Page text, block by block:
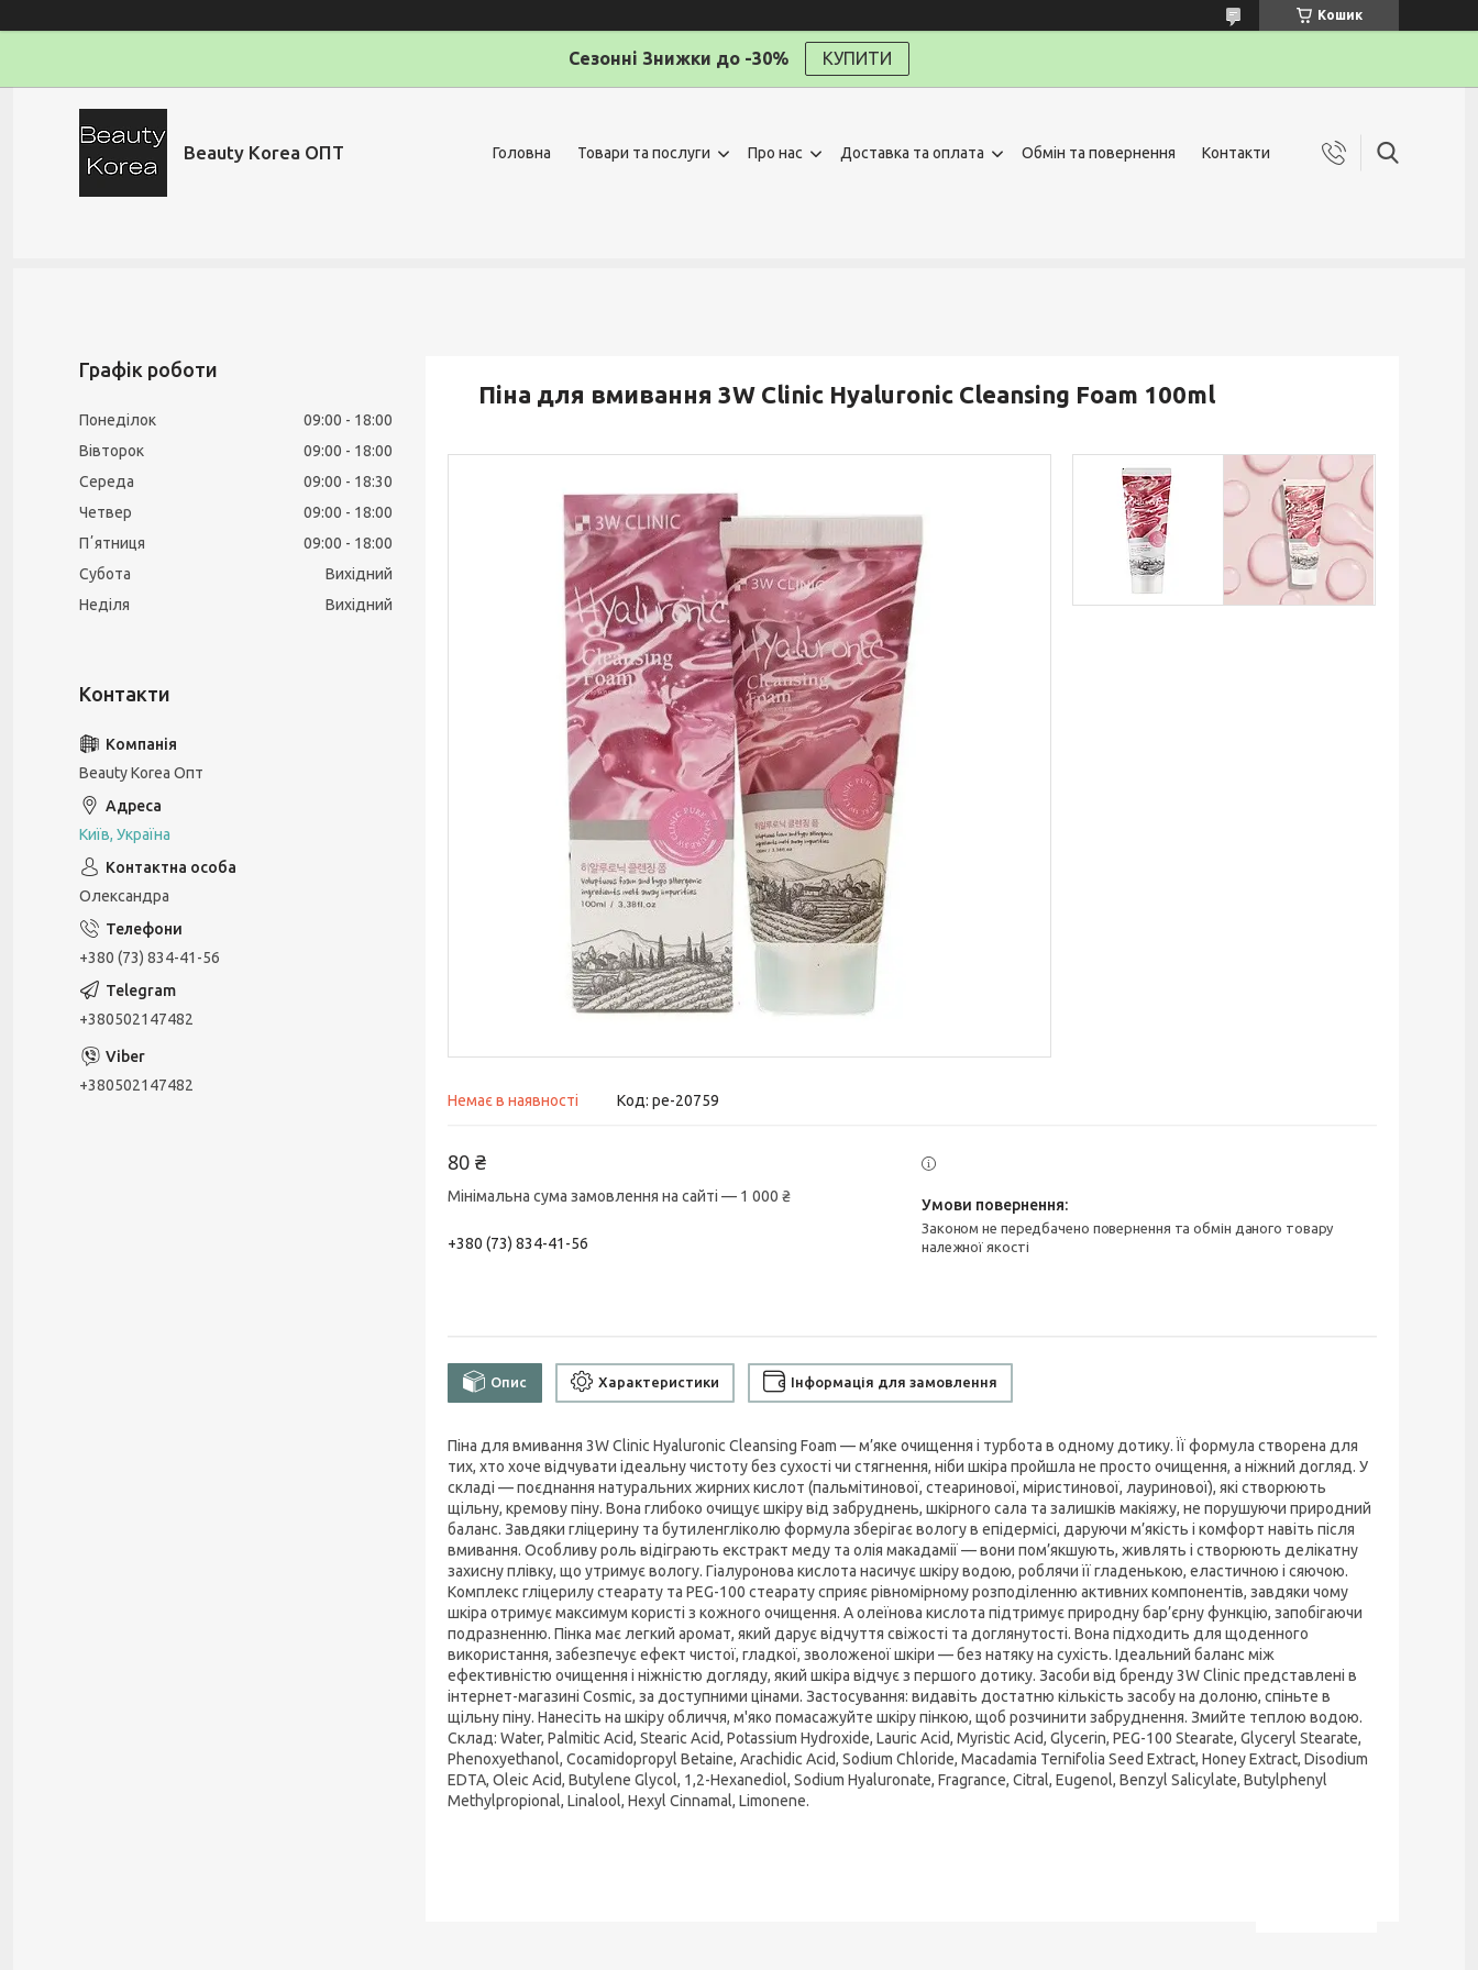
Кошик
Сезонні Знижки до -30% КУПИТИ
Beauty Korea ОПТ Головна Товари та послуги Про нас Доставка та оплата Обмін та повернення Контакти
Піна для вмивання 3W Clinic Hyaluronic Cleansing Foam 100ml
Немає в наявності Код: pe-20759
80 ₴
Мінімальна сума замовлення на сайті — 1 000 ₴
+380 (73) 834-41-56
Законом не передбачено повернення та обмін даного товару
належної якості
Опис Характеристики Інформація для замовлення
Піна для вмивання 3W Clinic Hyaluronic Cleansing Foam — м’яке очищення і турбота в одному дотику. Її формула створена для
тих, хто хоче відчувати ідеальну чистоту без сухості чи стягнення, ніби шкіра пройшла не просто очищення, а ніжний догляд. У
складі — поєднання натуральних жирних кислот (пальмітинової, стеаринової, міристинової, лауринової), які створюють
щільну, кремову піну. Вона глибоко очищує шкіру від забруднень, шкірного сала та залишків макіяжу, не порушуючи природний
баланс. Завдяки гліцерину та бутиленгліколю формула зберігає вологу в епідермісі, даруючи м’якість і комфорт навіть після
вмивання. Особливу роль відіграють екстракт меду та олія макадамії — вони пом’якшують, живлять і створюють делікатну
захисну плівку, що утримує вологу. Гіалуронова кислота насичує шкіру водою, роблячи її гладенькою, еластичною і сяючою.
Комплекс гліцерилу стеарату та PEG-100 стеарату сприяє рівномірному розподіленню активних компонентів, завдяки чому
шкіра отримує максимум користі з кожного очищення. А олеїнова кислота підтримує природну бар’єрну функцію, запобігаючи
подразненню. Пінка має легкий аромат, який дарує відчуття свіжості та доглянутості. Вона підходить для щоденного
використання, забезпечує ефект чистої, гладкої, зволоженої шкіри — без натяку на сухість. Ідеальний баланс між
ефективністю очищення і ніжністю догляду, який шкіра відчує з першого дотику. Засоби від бренду 3W Clinic представлені в
інтернет-магазині Cosmic, за доступними цінами. Застосування: видавіть достатню кількість засобу на долоню, спіньте в
щільну піну. Нанесіть на шкіру обличчя, м'яко помасажуйте шкіру пінкою, щоб розчинити забруднення. Змийте теплою водою.
Склад: Water, Palmitic Acid, Stearic Acid, Potassium Hydroxide, Lauric Acid, Myristic Acid, Glycerin, PEG-100 Stearate, Glyceryl Stearate,
Phenoxyethanol, Cocamidopropyl Betaine, Arachidic Acid, Sodium Chloride, Macadamia Ternifolia Seed Extract, Honey Extract, Disodium
EDTA, Oleic Acid, Butylene Glycol, 1,2-Hexanediol, Sodium Hyaluronate, Fragrance, Citral, Eugenol, Benzyl Salicylate, Butylphenyl
Methylpropional, Linalool, Hexyl Cinnamal, Limonene.
Графік роботи
Понеділок 09:00
18:00
Вівторок
09:00
18:00
Середа
09:00
18:30
Четвер
09:00
18:00
Пʼятниця
09:00
18:00
Субота
Вихідний
Неділя
Вихідний
Beauty Korea Опт
Київ, Україна
Олександра
+380 (73) 834-41-56
+380502147482
+380502147482